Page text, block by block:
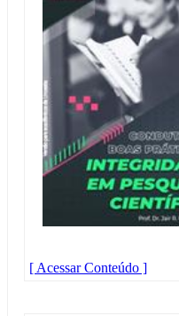
[ Acessar Conteúdo ]